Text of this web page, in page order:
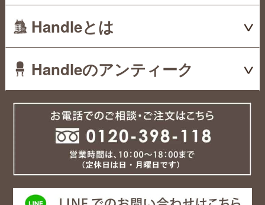
Handleとは
Handleのアンティーク